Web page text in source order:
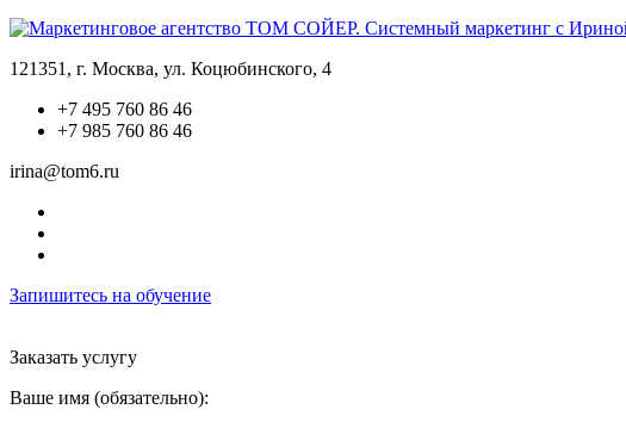
121351, г. Москва, ул. Коцюбинского, 4
+7 495 760 86 46
+7 985 760 86 46
irina@tom6.ru
Запишитесь на обучение
Заказать услугу
Ваше имя (обязательно):